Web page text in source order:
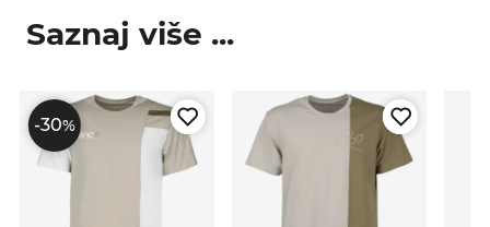
Saznaj više ...
-30%